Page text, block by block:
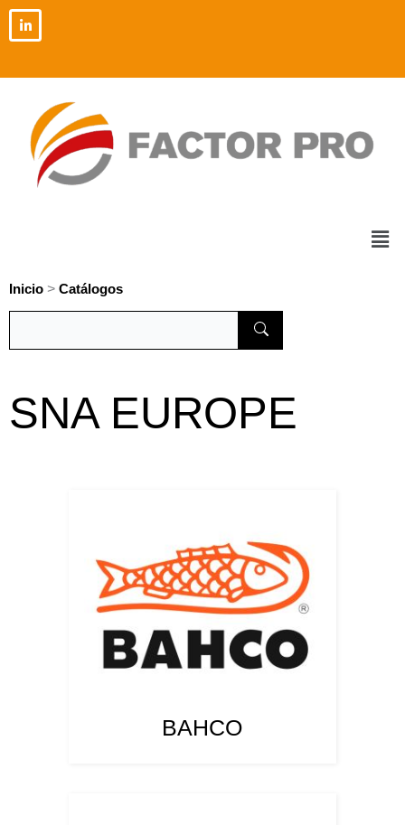
al
Inicio > Catálogos
SNA EUROPE
BAHCO